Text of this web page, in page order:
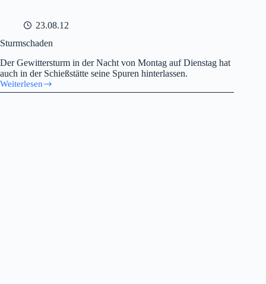
23.08.12
Sturmschaden
Der Gewittersturm in der Nacht von Montag auf Dienstag hat
auch in der Schießstätte seine Spuren hinterlassen.
Weiterlesen
Sturmschaden